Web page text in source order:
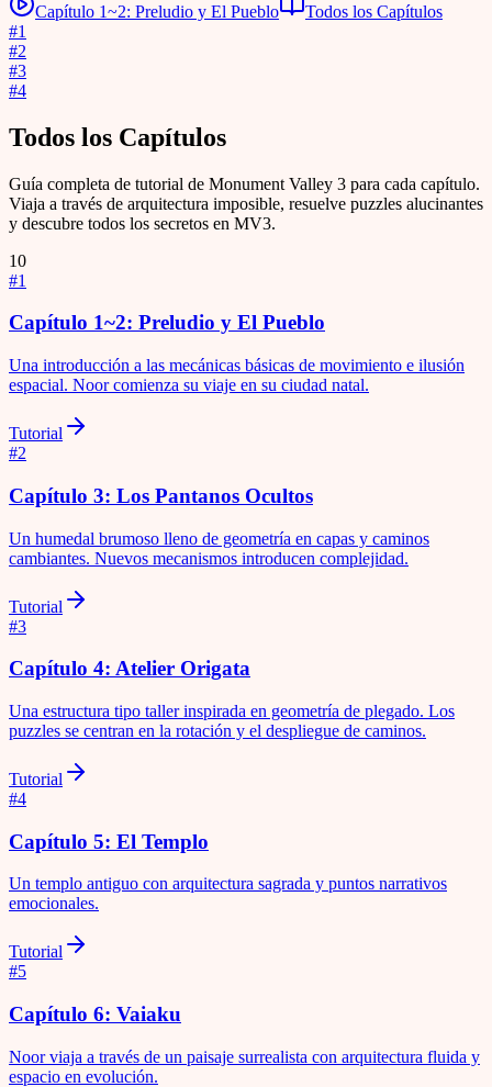
Capítulo 1~2: Preludio y El Pueblo
Todos los Capítulos
#1
#2
#3
#4
Todos los Capítulos
Guía completa de tutorial de Monument Valley 3 para cada capítulo.
Viaja a través de arquitectura imposible, resuelve puzzles alucinantes
y descubre todos los secretos en MV3.
10
#1
Capítulo 1~2: Preludio y El Pueblo
Una introducción a las mecánicas básicas de movimiento e ilusión
espacial. Noor comienza su viaje en su ciudad natal.
Tutorial
#2
Capítulo 3: Los Pantanos Ocultos
Un humedal brumoso lleno de geometría en capas y caminos
cambiantes. Nuevos mecanismos introducen complejidad.
Tutorial
#3
Capítulo 4: Atelier Origata
Una estructura tipo taller inspirada en geometría de plegado. Los
puzzles se centran en la rotación y el despliegue de caminos.
Tutorial
#4
Capítulo 5: El Templo
Un templo antiguo con arquitectura sagrada y puntos narrativos
emocionales.
Tutorial
#5
Capítulo 6: Vaiaku
Noor viaja a través de un paisaje surrealista con arquitectura fluida y
espacio en evolución.